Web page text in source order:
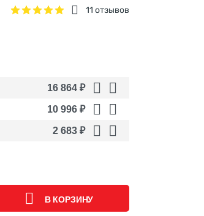
11 отзывов
16 864 ₽
10 996 ₽
2 683 ₽
В КОРЗИНУ